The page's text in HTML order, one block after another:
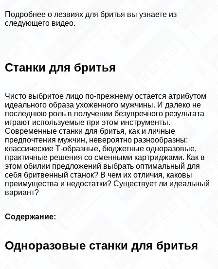
Подробнее о лезвиях для бритья вы узнаете из
следующего видео.
Станки для бритья
Чисто выбритое лицо по-прежнему остается атрибутом
идеального образа ухоженного мужчины. И далеко не
последнюю роль в получении безупречного результата
играют используемые при этом инструменты.
Современные станки для бритья, как и личные
предпочтения мужчин, невероятно разнообразны:
классические Т-образные, бюджетные одноразовые,
пpaктичные решения со сменными картриджами. Как в
этом обилии предложений выбрать оптимальный для
себя бритвенный станок? В чем их отличия, каковы
преимущества и недостатки? Существует ли идеальный
вариант?
Содержание:
Одноразовые станки для бритья